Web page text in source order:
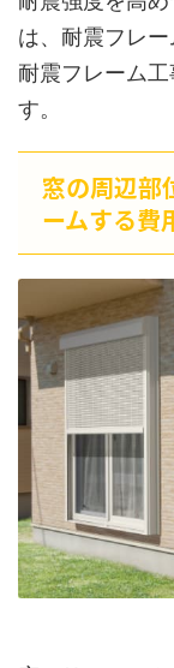
は、耐震フレー
耐震フレーム
す。
窓の周辺部
ームする費